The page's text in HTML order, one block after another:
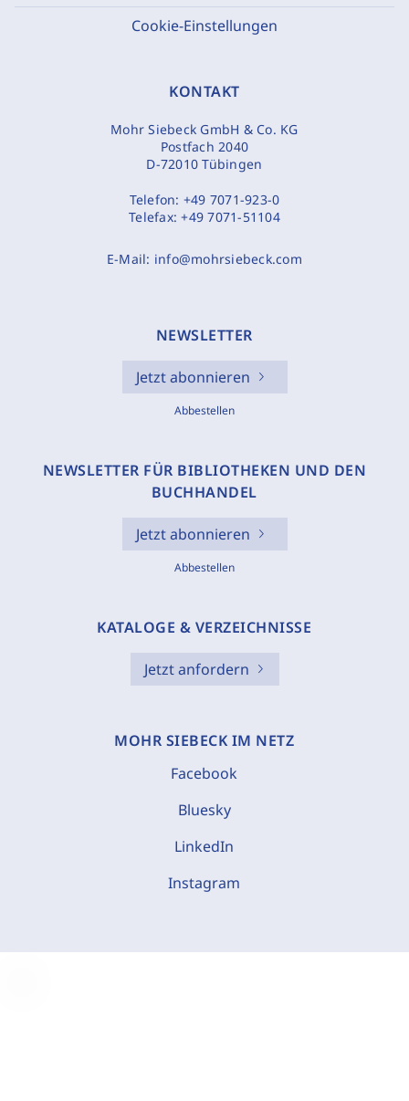
Cookie-Einstellungen
KONTAKT
Mohr Siebeck GmbH & Co. KG
Postfach 2040
D-72010 Tübingen
Telefon: +49 7071-923-0
Telefax:+49 7071-51104
E-Mail: info@mohrsiebeck.com
NEWSLETTER
Jetzt abonnieren
Abbestellen
NEWSLETTER FÜR BIBLIOTHEKEN UND DEN
BUCHHANDEL
Jetzt abonnieren
Abbestellen
KATALOGE & VERZEICHNISSE
Jetzt anfordern
MOHR SIEBECK IM NETZ
Facebook
Bluesky
LinkedIn
Instagram